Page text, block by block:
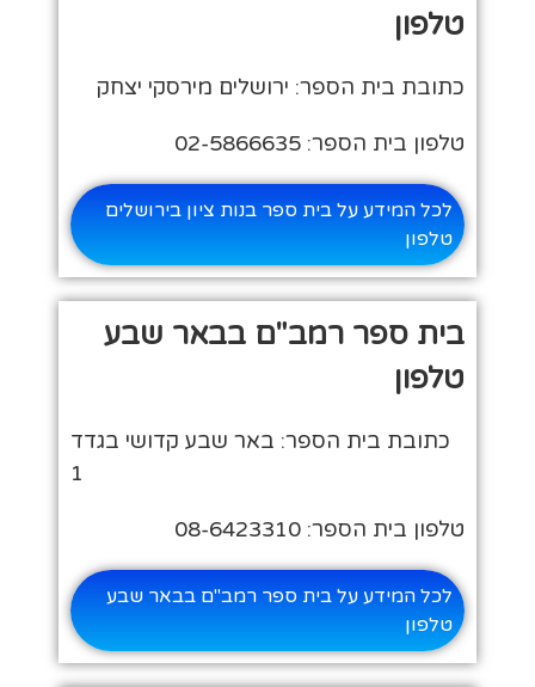
טלפון
כתובת בית הספר: ירושלים מירסקי יצחק
טלפון בית הספר: 02-5866635
לכל המידע על בית ספר בנות ציון בירושלים
טלפון
בית ספר רמב"ם בבאר שבע
טלפון
כתובת בית הספר: באר שבע קדושי בגדד
1
טלפון בית הספר: 08-6423310
לכל המידע על בית ספר רמב"ם בבאר שבע
טלפון